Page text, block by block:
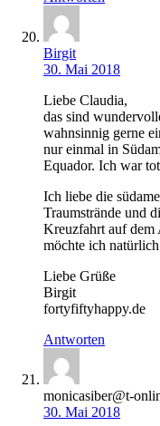
Birgit
30. Mai 2018
Liebe Claudia,
das sind
wahnsinnig gerne
nur einmal in
Equador. Ich war
Ich liebe die
Traumstrände und
Kreuzfahrt auf dem
möchte ich
Liebe Grüße
Birgit
fortyfiftyhappy.de
Antworten
monicasiber@t-
30. Mai 2018